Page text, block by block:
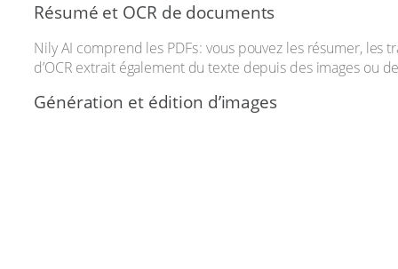
Résumé et OCR de documents
Nily AI comprend les PDFs : vous pouvez les résumer,
d’OCR extrait également du texte depuis des images ou
Génération et édition d’images